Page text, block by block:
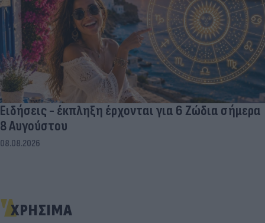
Ειδήσεις - έκπληξη έρχονται για 6 Ζώδια σήμερα
8 Αυγούστου
08.08.2026
ΧΡΗΣΙΜΑ